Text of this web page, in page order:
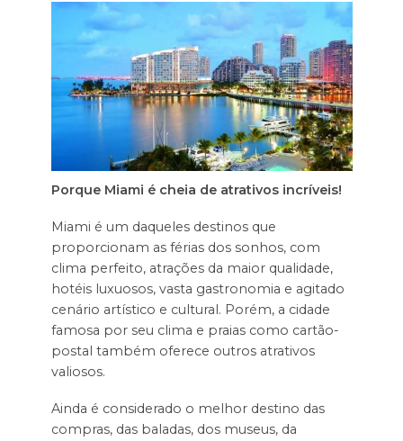
Porque Miami é cheia de atrativos incríveis!
Miami é um daqueles destinos que
proporcionam as férias dos sonhos, com
clima perfeito, atrações da maior qualidade,
hotéis luxuosos, vasta gastronomia e agitado
cenário artístico e cultural. Porém, a cidade
famosa por seu clima e praias como cartão-
postal também oferece outros atrativos
valiosos.
Ainda é considerado o melhor destino das
compras, das baladas, dos museus, da